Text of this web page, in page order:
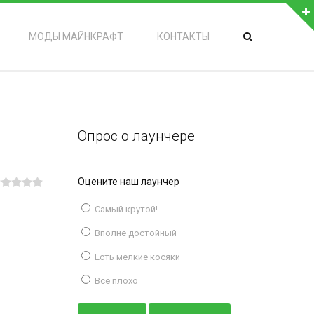
МОДЫ МАЙНКРАФТ КОНТАКТЫ
Опрос о лаунчере
Оцените наш лаунчер
Самый крутой!
Вполне достойный
Есть мелкие косяки
Всё плохо